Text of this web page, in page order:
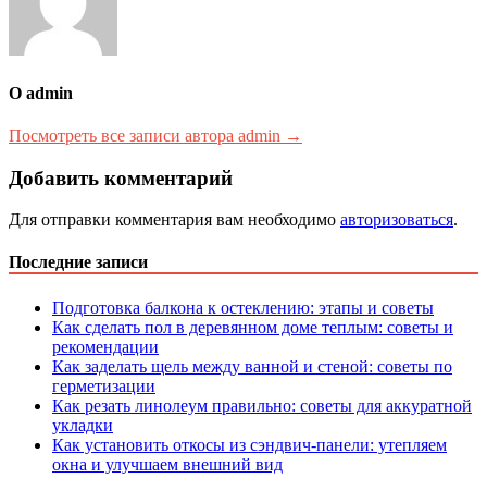
О admin
Посмотреть все записи автора admin →
Добавить комментарий
Для отправки комментария вам необходимо авторизоваться.
Последние записи
Подготовка балкона к остеклению: этапы и советы
Как сделать пол в деревянном доме теплым: советы и
рекомендации
Как заделать щель между ванной и стеной: советы по
герметизации
Как резать линолеум правильно: советы для аккуратной
укладки
Как установить откосы из сэндвич-панели: утепляем
окна и улучшаем внешний вид